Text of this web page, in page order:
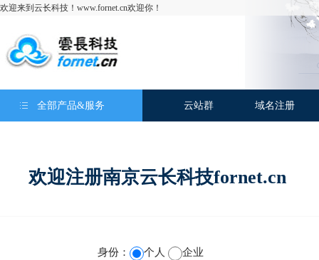
欢迎来到云长科技！www.fornet.cn欢迎你！
全部产品&服务 云站群 域名注册
欢迎注册南京云长科技fornet.cn
身份： 个人 企业